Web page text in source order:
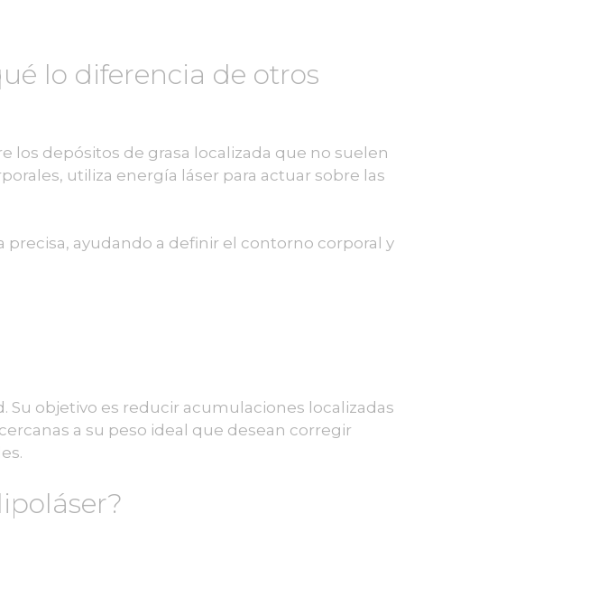
lo diferencia de otros
los depósitos de grasa localizada que no suelen
utiliza energía láser para actuar sobre las
ayudando a definir el contorno corporal y
Su objetivo es reducir acumulaciones localizadas
a su peso ideal que desean corregir